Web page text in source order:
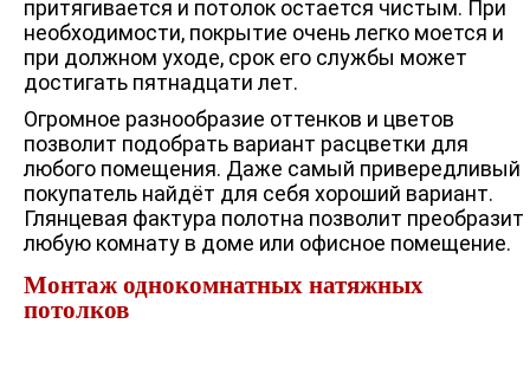
притягивается и потолок остается чистым. При
необходимости, покрытие очень легко моется и
при должном уходе, срок его службы может
достигать пятнадцати лет.
Огромное разнообразие оттенков и цветов
позволит подобрать вариант расцветки для
любого помещения. Даже самый привередливый
покупатель найдёт для себя хороший вариант.
Глянцевая фактура полотна позволит преобразит
любую комнату в доме или офисное помещение.
Монтаж однокомнатных натяжных
потолков